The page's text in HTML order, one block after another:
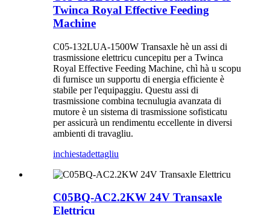
Twinca Royal Effective Feeding
Machine
C05-132LUA-1500W Transaxle hè un assi di
trasmissione elettricu cuncepitu per a Twinca
Royal Effective Feeding Machine, chì hà u scopu
di furnisce un supportu di energia efficiente è
stabile per l'equipaggiu. Questu assi di
trasmissione combina tecnulugia avanzata di
mutore è un sistema di trasmissione sofisticatu
per assicurà un rendimentu eccellente in diversi
ambienti di travagliu.
inchiestadettagliu
C05BQ-AC2.2KW 24V Transaxle
Elettricu